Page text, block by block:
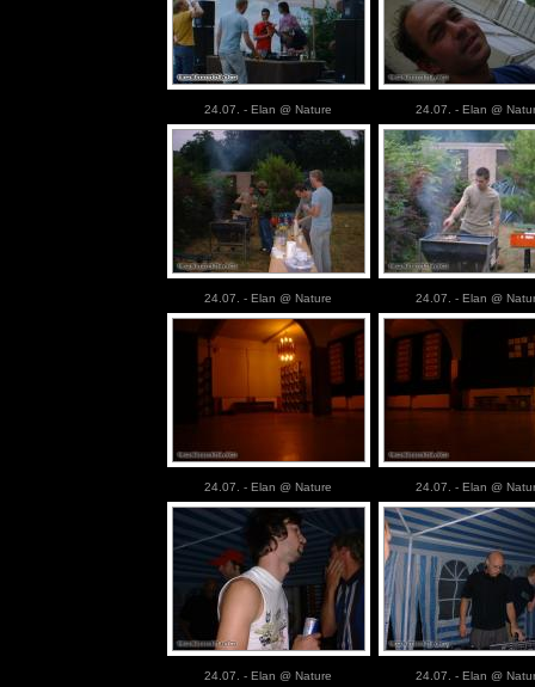
24.07. - Elan @ Nature 24.07. - Elan @
24.07. - Elan @ Nature 24.07. - Elan @
24.07. - Elan @ Nature 24.07. - Elan @
24.07. - Elan @ Nature 24.07. - Elan @